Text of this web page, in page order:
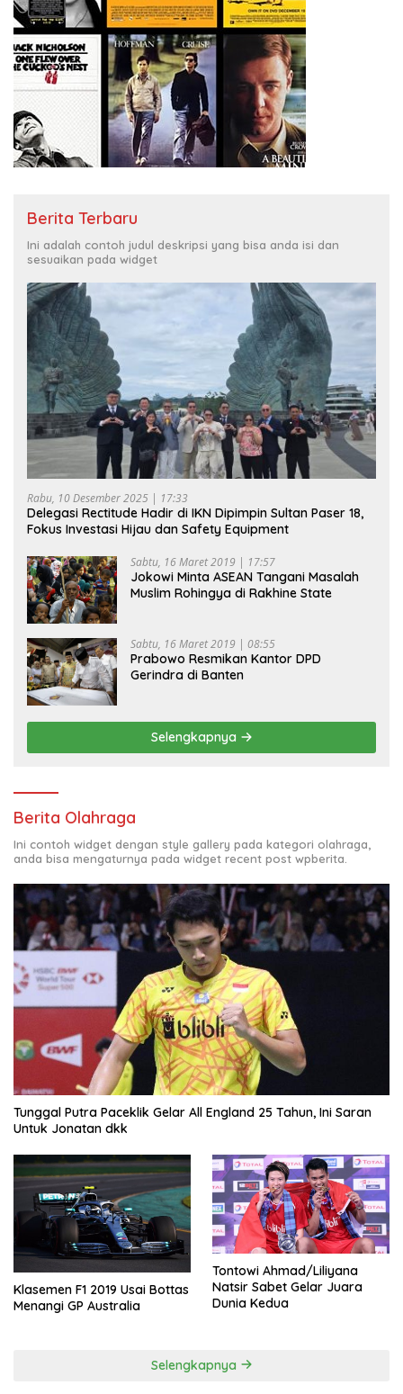
Berita Terbaru
Ini adalah contoh judul deskripsi yang bisa anda isi dan
sesuaikan pada widget
Rabu, 10 Desember 2025 | 17:33
Delegasi Rectitude Hadir di IKN Dipimpin Sultan Paser 18,
Fokus Investasi Hijau dan Safety Equipment
Sabtu, 16 Maret 2019 | 17:57
Jokowi Minta ASEAN Tangani Masalah
Muslim Rohingya di Rakhine State
Sabtu, 16 Maret 2019 | 08:55
Prabowo Resmikan Kantor DPD
Gerindra di Banten
Selengkapnya
Berita Olahraga
Ini contoh widget dengan style gallery pada kategori olahraga,
anda bisa mengaturnya pada widget recent post wpberita.
Tunggal Putra Paceklik Gelar All England 25 Tahun, Ini Saran
Untuk Jonatan dkk
Klasemen F1 2019 Usai Bottas
Menangi GP Australia
Tontowi Ahmad/Liliyana
Natsir Sabet Gelar Juara
Dunia Kedua
Selengkapnya